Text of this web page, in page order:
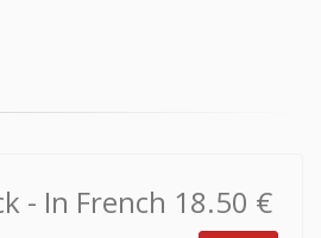
- In French 18.50 €